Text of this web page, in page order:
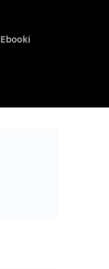
Ebooki